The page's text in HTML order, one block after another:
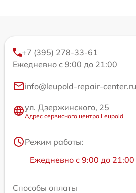
+7 (395) 278-33-61
Ежедневно с 9:00 до 21:00
info@leupold-repair-center.ru
ул. Дзержинского, 25
Адрес сервисного центра Leupold
Режим работы:
Ежедневно с 9:00 до 21:00
Способы оплаты